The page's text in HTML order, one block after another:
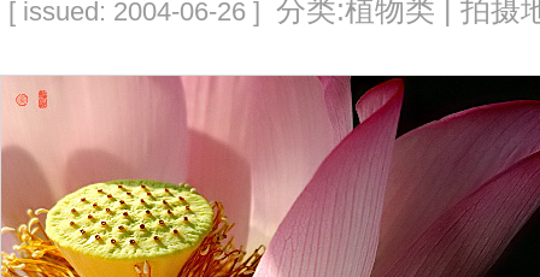
[ issued: 2004-06-26 ] 分类:植物类 | 拍摄